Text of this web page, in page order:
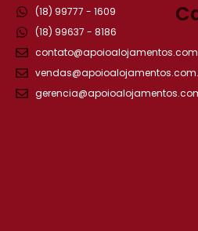
(18) 99777 - 1609
(18) 99637 - 8186